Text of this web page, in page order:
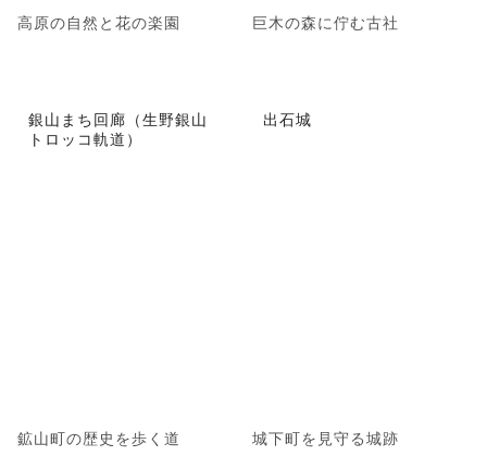
高原の自然と花の楽園 巨木の森に佇む古社
銀山まち回廊（生野銀山
トロッコ軌道）
鉱山町の歴史を歩く道
出石城
城下町を見守る城跡